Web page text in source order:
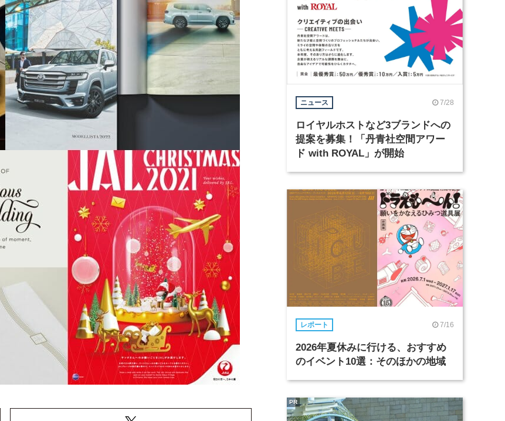
ニュース 7/28
ロイヤルホストなど3ブランドへの
提案を募集！「丹青社空間アワー
ド with ROYAL」が開始
レポート 7/16
2026年夏休みに行ける、おすすめ
のイベント10選：そのほかの地域
PR